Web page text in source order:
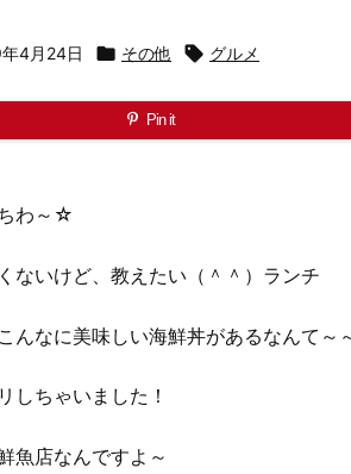
4月24日  その他  グルメ
Pin it
わ～☆
ないけど、教えたい（＾＾）ランチ
んなに美味しい海鮮丼があるなんて～
しちゃいました！
魚店なんですよ～